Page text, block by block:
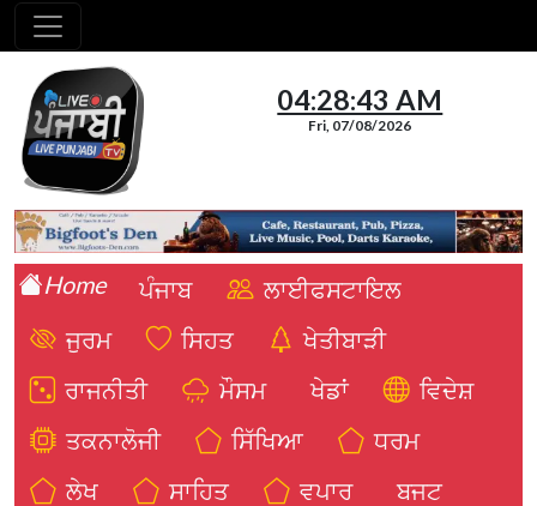
04:28:44 AM
Fri, 07/08/2026
Home ਪੰਜਾਬ
ਲਾਈਫਸਟਾਇਲ
ਜੁਰਮ
ਸਿਹਤ
ਖੇਤੀਬਾੜੀ
ਰਾਜਨੀਤੀ
ਮੌਸਮ ਖੇਡਾਂ
ਵਿਦੇਸ਼
ਤਕਨਾਲੋਜੀ
ਸਿੱਖਿਆ
ਧਰਮ
ਲੇਖ
ਸਾਹਿਤ ਵਪਾਰ
ਬਜਟ